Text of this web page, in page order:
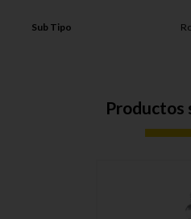
Sub Tipo
Productos